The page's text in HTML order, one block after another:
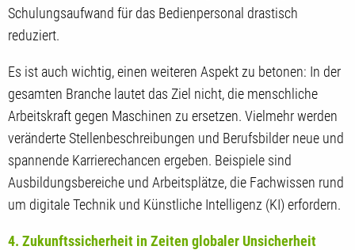
Schulungsaufwand für das Bedienpersonal drastisch
reduziert.
Es ist auch wichtig, einen weiteren Aspekt zu betonen: In der
gesamten Branche lautet das Ziel nicht, die menschliche
Arbeitskraft gegen Maschinen zu ersetzen. Vielmehr werden
veränderte Stellenbeschreibungen und Berufsbilder neue und
spannende Karrierechancen ergeben. Beispiele sind
Ausbildungsbereiche und Arbeitsplätze, die Fachwissen rund
um digitale Technik und Künstliche Intelligenz (KI) erfordern.
4. Zukunftssicherheit in Zeiten globaler Unsicherheit